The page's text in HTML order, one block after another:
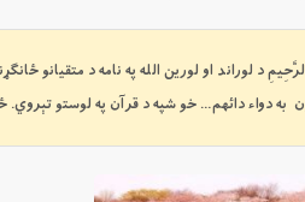
د لوراند او لورین الله په نامه د متقیانو
به دواء دائهم… خو شپه د قرآن په لوستو